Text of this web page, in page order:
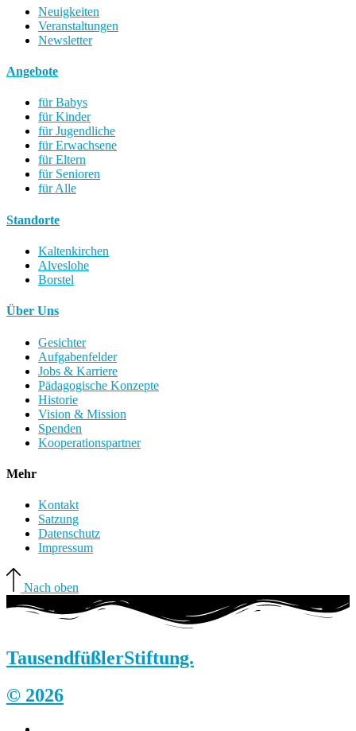
Neuigkeiten
Veranstaltungen
Newsletter
Angebote
für Babys
für Kinder
für Jugendliche
für Erwachsene
für Eltern
für Senioren
für Alle
Standorte
Kaltenkirchen
Alveslohe
Borstel
Über Uns
Gesichter
Aufgabenfelder
Jobs & Karriere
Pädagogische Konzepte
Historie
Vision & Mission
Spenden
Kooperationspartner
Mehr
Kontakt
Satzung
Datenschutz
Impressum
Nach oben
TausendfüßlerStiftung.
© 2026